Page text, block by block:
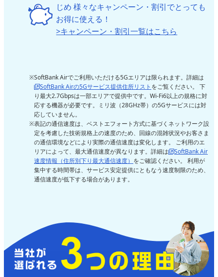
じめ 様々なキャンペーン・割引でとっても
お得に使える！
>キャンペーン・割引一覧はこちら
SoftBank Airでご利用いただける5Gエリアは限られます。詳細は
SoftBank Airの5Gサービス提供住所リスト をご覧ください。 下
り最大2.7Gbpsは一部エリアで提供中です。Wi-Fi6以上の規格に対
応する機器が必要です。ミリ波（28GHz帯）の5Gサービスには対
応していません。
表記の通信速度は、ベストエフォート方式に基づくネットワーク設
定を考慮した技術規格上の速度のため、回線の混雑状況やお客さま
の通信環境などにより実際の通信速度は変化します。 ご利用のエ
リアによって、最大通信速度が異なります。詳細は
SoftBank Air
速度情報（住所別下り最大通信速度） をご確認ください。 利用が
集中する時間帯は、サービス安定提供にともなう速度制限のため、
通信速度が低下する場合があります。